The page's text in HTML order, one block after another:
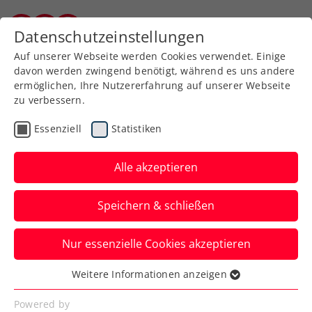
Zurück zur Newsübersicht
Turniere
BIDI BADU ÖTV Jugend
Circuit: Masters mit
hoher Klasse und eigenen
Gesetzen
Beim UTC La Ville in Wien haben sich
Österreichs beste Jugendliche die
begehrten Titel ausgemacht.
Datenschutzeinstellungen
Auf unserer Webseite werden Cookies verwendet. Einige
davon werden zwingend benötigt, während es uns andere
ermöglichen, Ihre Nutzererfahrung auf unserer Webseite
zu verbessern.
Essenziell Statistiken
Alle akzeptieren
Speichern & schließen
Nur essenzielle Cookies akzeptieren
Essenziell
Essenzielle Cookies werden für grundlegende
Weitere Informationen anzeigen
Powered by